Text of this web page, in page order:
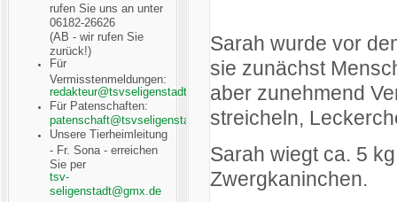
rufen Sie uns an unter
06182-26626
(AB - wir rufen Sie
zurück!)
Für
Vermisstenmeldungen:
Für Patenschaften:
Unsere Tierheimleitung
- Fr. Sona - erreichen
Sie per
Sarah wurde vor
sie zunächst
aber zunehmend
streicheln,
Sarah wiegt ca. 5
Zwergkaninchen.